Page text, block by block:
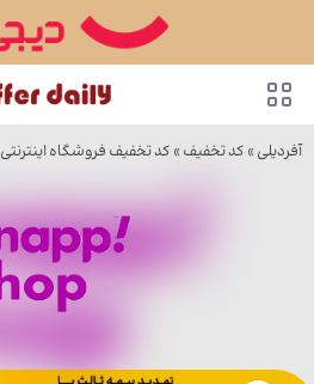
آفردیلی » کد تخفیف » کد تخفیف فروشگاه اینترنتی